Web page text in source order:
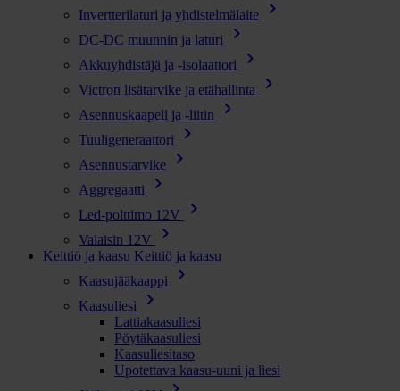
Invertterilaturi ja yhdistelmälaite chevron_right
DC-DC muunnin ja laturi chevron_right
Akkuyhdistäjä ja -isolaattori chevron_right
Victron lisätarvike ja etähallinta chevron_right
Asennuskaapeli ja -liitin chevron_right
Tuuligeneraattori chevron_right
Asennustarvike chevron_right
Aggregaatti chevron_right
Led-polttimo 12V chevron_right
Valaisin 12V chevron_right
Keittiö ja kaasu Keittiö ja kaasu
Kaasujääkaappi
chevron_right
Kaasuliesi chevron_right
Lattiakaasuliesi
Pöytäkaasuliesi
Kaasuliesitaso
Upotettava kaasu-uuni ja liesi